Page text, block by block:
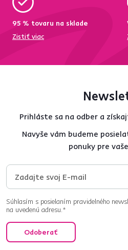
95 % tovaru na sklade
Zistiť viac
Prihláste sa na odber a
Navyše vám budeme
ponuky pre
Súhlasím s posielaním pravidelného
na uvedenú adresu.*
Odoberať